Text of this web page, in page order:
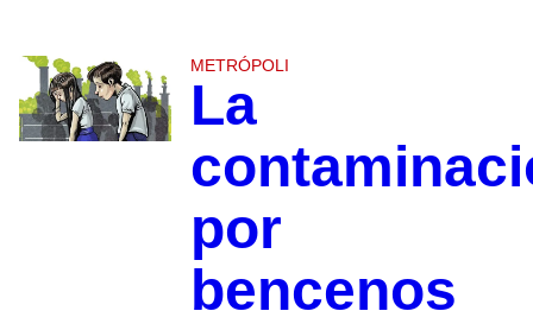
METRÓPOLI
La
por
bencenos